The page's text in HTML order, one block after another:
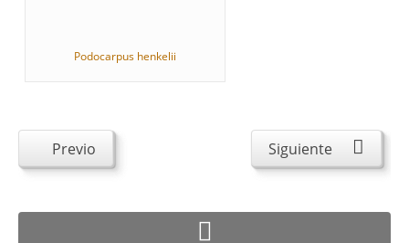
Podocarpus henkelii
Previo Siguiente